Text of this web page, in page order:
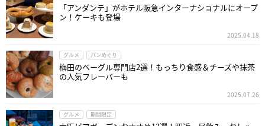
「アンダンテ」がホテル阪急インターナショナルにオープ
ン！ケーキも登場
2025.04.18
グルメ パンめぐり
梅田のベーグル専門店2選！もっちり食感＆チーズや抹茶
の人気フレーバーも
2025.07.26
グルメ 期間限定